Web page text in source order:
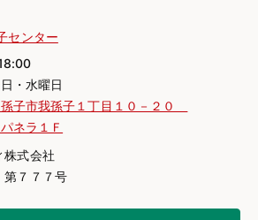
センター
・水曜日
子市我孫子１丁目１０－２０
ネラ１Ｆ
株式会社
第７７７号